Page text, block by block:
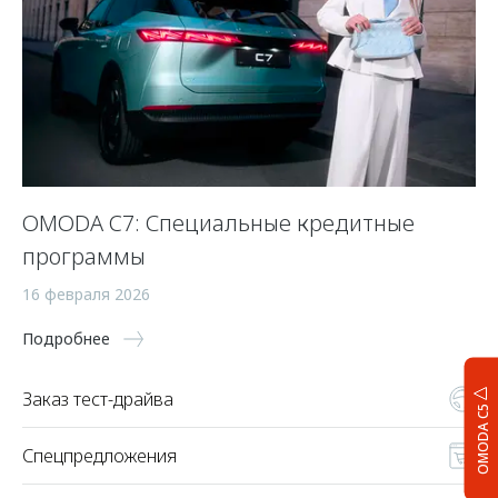
OMODA C5
OMODA C7: Специальные кредитные
программы
16 февраля 2026
Подробнее
Заказ тест-драйва
Спецпредложения